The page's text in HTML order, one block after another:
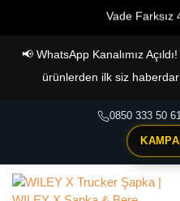
Vade Farksız
📢 WhatsApp Kanalımız
ürünlerden ilk siz haberdar
0850 333 50